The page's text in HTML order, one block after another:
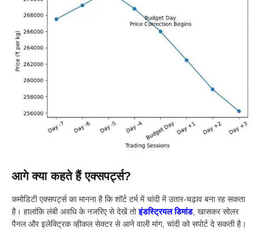
आगे क्या कहते हैं एक्सपर्ट्स?
कमोडिटी एक्सपर्ट्स का मानना है कि शॉर्ट टर्म में चांदी में उतार-चढ़ाव बना रह सकता
है। हालांकि लंबी अवधि के नजरिए से देखें तोइंडस्ट्रियल डिमांड, खासकर सोलर
पैनल और इलेक्ट्रिक व्हीकल सेक्टर से आने वाली मांग, चांदी को सपोर्ट दे सकती है।